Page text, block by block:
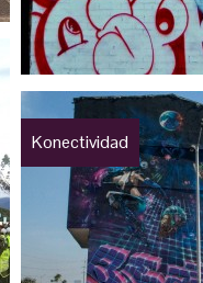
Konectividad